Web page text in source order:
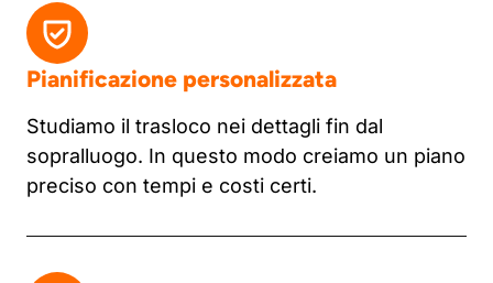
Pianificazione personalizzata
Studiamo il trasloco nei dettagli fin dal
sopralluogo. In questo modo creiamo un piano
preciso con tempi e costi certi.